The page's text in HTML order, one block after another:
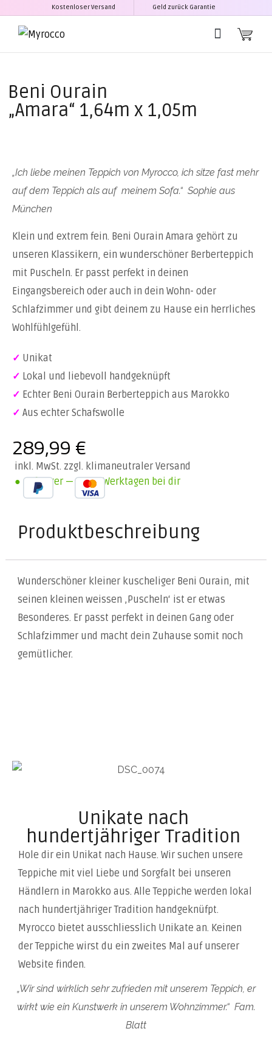
Kostenloser Versand Geld zurück Garantie
Beni Ourain
„Amara“ 1,64m x 1,05m
„Ich liebe meinen Teppich von Myrocco, ich sitze fast mehr
auf dem Teppich als auf meinem Sofa.“ Sophie aus
München
Klein und extrem fein. Beni Ourain Amara gehört zu
unseren Klassikern, ein wunderschöner Berberteppich
mit Puscheln. Er passt perfekt in deinen
Eingangsbereich oder auch in dein Wohn- oder
Schlafzimmer und gibt deinem zu Hause ein herrliches
Wohlfühlgefühl.
✓ Unikat
✓ Lokal und liebevoll handgeknüpft
✓ Echter Beni Ourain Berberteppich aus Marokko
✓ Aus echter Schafswolle
289,99 €
inkl. MwSt. zzgl. klimaneutraler Versand
● Auf Lager — In 1-3 Werktagen bei dir
Produktbeschreibung
Wunderschöner kleiner kuscheliger Beni Ourain, mit
seinen kleinen weissen ‚Puscheln‘ ist er etwas
Besonderes. Er passt perfekt in deinen Gang oder
Schlafzimmer und macht dein Zuhause somit noch
gemütlicher.
Unikate nach
hundertjähriger Tradition
Hole dir ein Unikat nach Hause. Wir suchen unsere
Teppiche mit viel Liebe und Sorgfalt bei unseren
Händlern in Marokko aus. Alle Teppiche werden lokal
nach hundertjähriger Tradition handgeknüfpt.
Myrocco bietet ausschliesslich Unikate an. Keinen
der Teppiche wirst du ein zweites Mal auf unserer
Website finden.
„Wir sind wirklich sehr zufrieden mit unserem Teppich, er
wirkt wie ein Kunstwerk in unserem Wohnzimmer.“ Fam.
Blatt